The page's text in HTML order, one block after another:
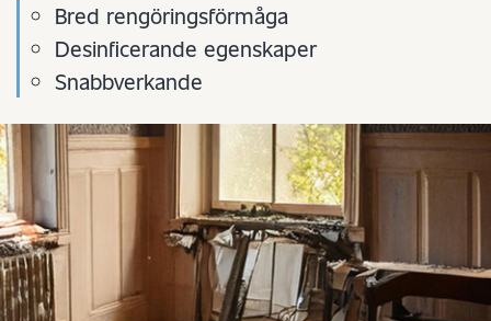
Bred rengöringsförmåga
Desinficerande egenskaper
Snabbverkande